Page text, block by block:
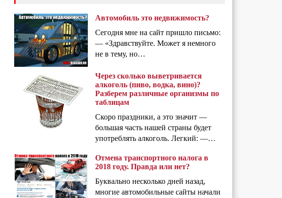
Автомобиль это недвижимость?
Сегодня мне на сайт пришло письмо:
— «Здравствуйте. Может я немного
не в тему, но…
Через сколько выветривается
алкоголь (пиво, водка, вино)?
Разберем различные организмы по
таблицам
Скоро праздники, а это значит —
большая часть нашей страны будет
употреблять алкоголь. Легкий: —…
Отмена транспортного налога в
2018 году. Правда или нет?
Буквально несколько дней назад,
многие автомобильные сайты начали